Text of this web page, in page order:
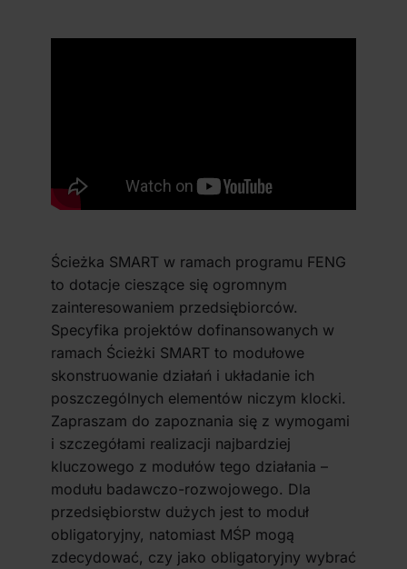
Ścieżka SMART w ramach programu FENG
to dotacje cieszące się ogromnym
zainteresowaniem przedsiębiorców.
Specyfika projektów dofinansowanych w
ramach Ścieżki SMART to modułowe
skonstruowanie działań i układanie ich
poszczególnych elementów niczym klocki.
Zapraszam do zapoznania się z wymogami
i szczegółami realizacji najbardziej
kluczowego z modułów tego działania –
modułu badawczo-rozwojowego. Dla
przedsiębiorstw dużych jest to moduł
obligatoryjny, natomiast MŚP mogą
zdecydować, czy jako obligatoryjny wybrać